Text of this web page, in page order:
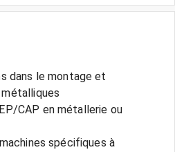
dans le montage et
CAP en métallerie ou
spécifiques à